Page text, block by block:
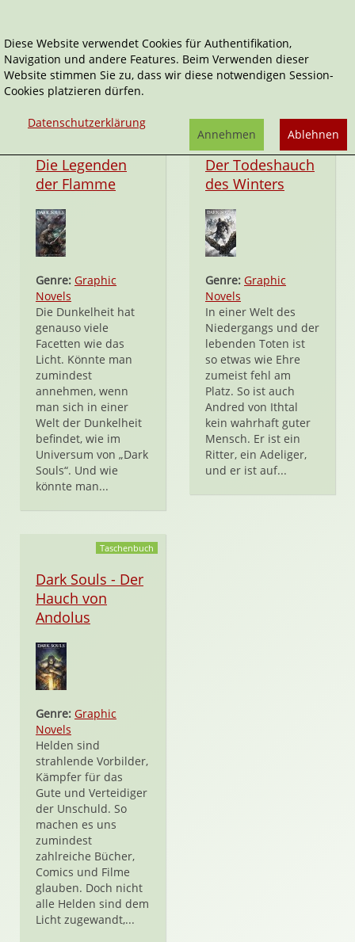
Dark Souls
Die Legenden
der Flamme
Genre: Graphic
Novels
Die Dunkelheit hat
genauso viele
Facetten wie das
Licht. Könnte man
zumindest
annehmen, wenn
man sich in einer
Welt der Dunkelheit
befindet, wie im
Universum von „Dark
Souls“. Und wie
könnte man...
Taschenbuch
Der Todeshauch
des Winters
Genre: Graphic
Novels
In einer Welt des
Niedergangs und der
lebenden Toten ist
so etwas wie Ehre
zumeist fehl am
Platz. So ist auch
Andred von Ithtal
kein wahrhaft guter
Mensch. Er ist ein
Ritter, ein Adeliger,
und er ist auf...
Taschenbuch
Dark Souls - Der
Hauch von
Andolus
Genre: Graphic
Novels
Helden sind
strahlende Vorbilder,
Kämpfer für das
Gute und Verteidiger
der Unschuld. So
machen es uns
zumindest
zahlreiche Bücher,
Comics und Filme
glauben. Doch nicht
alle Helden sind dem
Licht zugewandt,...
Diese Website verwendet Cookies für Authentifikation,
Navigation und andere Features. Beim Verwenden dieser
Website stimmen Sie zu, dass wir diese notwendigen Session-
Cookies platzieren dürfen.
Datenschutzerklärung
Ablehnen
Annehmen